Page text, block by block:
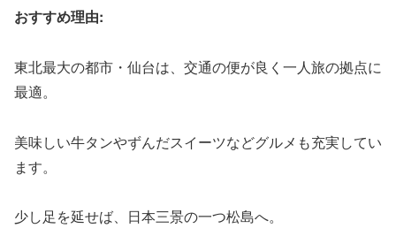
おすすめ理由:
東北最大の都市・仙台は、交通の便が良く一人旅の拠点に
最適。
美味しい牛タンやずんだスイーツなどグルメも充実してい
ます。
少し足を延せば、日本三景の一つ松島へ。